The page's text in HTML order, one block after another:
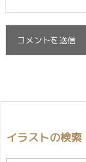
イラストの検索